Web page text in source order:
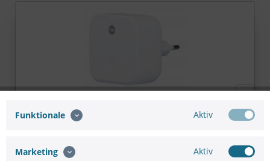
Funktionale Aktiv
Marketing Aktiv